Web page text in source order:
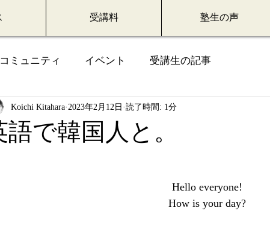
受講料 塾生の声
コミュニティ イベント 受講生の記事
語で韓国人と。
Koichi Kitahara 2023年2月12日 読了時間: 1分
Hello everyone!
How is your day?